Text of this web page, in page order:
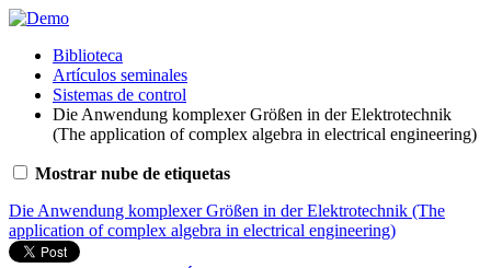
Biblioteca
Artículos seminales
Sistemas de control
Die Anwendung komplexer Größen in der Elektrotechnik
(The application of complex algebra in electrical engineering)
Mostrar nube de etiquetas
Die Anwendung komplexer Größen in der Elektrotechnik (The
application of complex algebra in electrical engineering)